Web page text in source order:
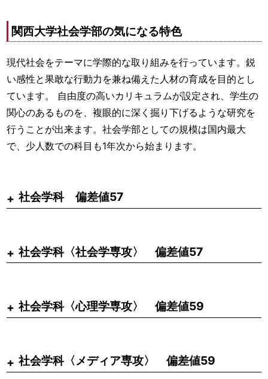
関西大学社会学部の気になる特色
現代社会をテーマに学際的な取り組みを行っています。鋭
い感性と果敢な行動力を兼ね備えた人材の育成を目的とし
ています。 自由度の高いカリキュラムが設定され、学生の
関心のあるものを、複眼的に深く掘り下げるような研究を
行うことが出来ます。社会学部としての規模は国内最大
で、少人数での科目も1年次から始まります。
社会学科 偏差値57
社会学科〈社会学専攻〉 偏差値57
社会学科〈心理学専攻〉 偏差値59
社会学科〈メディア専攻〉 偏差値59